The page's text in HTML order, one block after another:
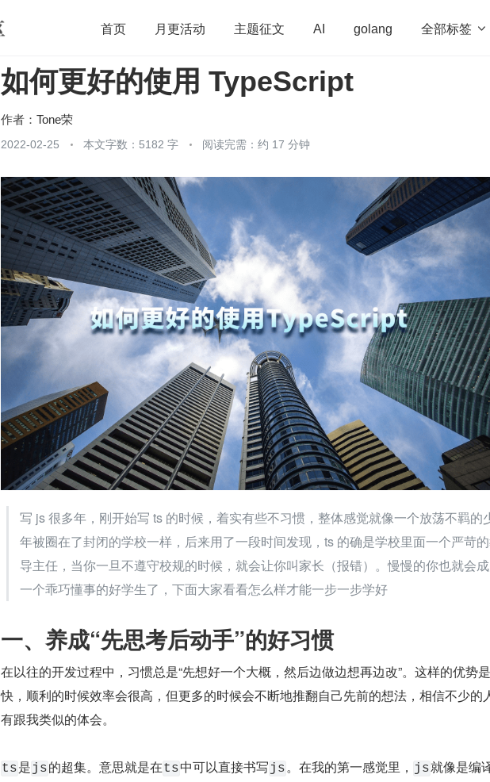
首页 月更活动 主题征文 AI golang 全部标签 
开源 架构 OpenHarmony 算法 学习方法
团队管理
如何更好的使用 TypeScript
作者： Tone荣
2022-02-25 本文字数：5182 字 阅读完需：约 17 分钟
写 js 很多年，刚开始写 ts 的时候，着实有些不习惯，整体感觉就像一个放荡不羁的
年被圈在了封闭的学校一样，后来用了一段时间发现，ts 的确是学校里面一个严苛
导主任，当你一旦不遵守校规的时候，就会让你叫家长（报错）。慢慢的你也就会
一个乖巧懂事的好学生了，下面大家看看怎么样才能一步一步学好
一、养成“先思考后动手”的好习惯
在以往的开发过程中，习惯总是“先想好一个大概，然后边做边想再边改”。这样的优势
快，顺利的时候效率会很高，但更多的时候会不断地推翻自己先前的想法，相信不少的
有跟我类似的体会。
ts是 js的超集。意思就是在ts中可以直接书写 js。在我的第一感觉里， js就像是编